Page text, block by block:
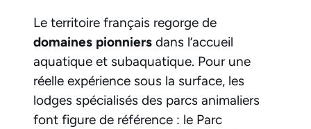
Le territoire français regorge de
domaines pionniers dans l’accueil
aquatique et subaquatique. Pour une
réelle expérience sous la surface, les
lodges spécialisés des parcs animaliers
font figure de référence : le Parc